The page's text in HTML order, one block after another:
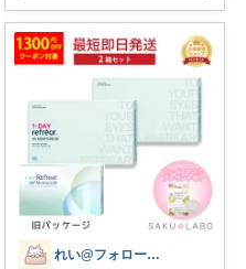
れい@フォロー＆経由購入感謝です♪